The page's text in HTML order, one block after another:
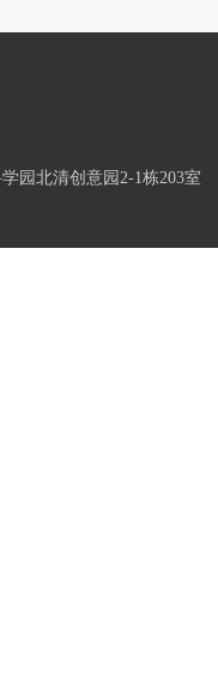
园北清创意园2-1栋203室